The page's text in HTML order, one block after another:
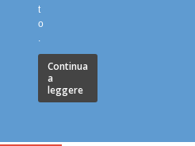
t
o
.
Continua
a
leggere